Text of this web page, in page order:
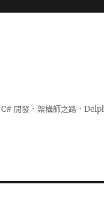
開發．架構師之路．